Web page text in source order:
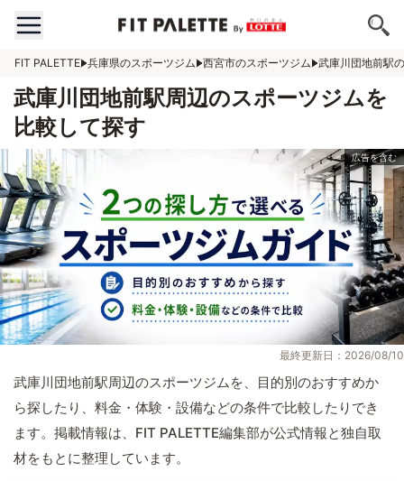
FIT PALETTE 兵庫県のスポーツジム 西宮市のスポーツジム 武庫川団地前駅
武庫川団地前駅周辺のスポーツジムを
比較して探す
最終更新日：2026/08/10
武庫川団地前駅周辺のスポーツジムを、目的別のおすすめか
ら探したり、料金・体験・設備などの条件で比較したりでき
ます。掲載情報は、FIT PALETTE編集部が公式情報と独自取
材をもとに整理しています。